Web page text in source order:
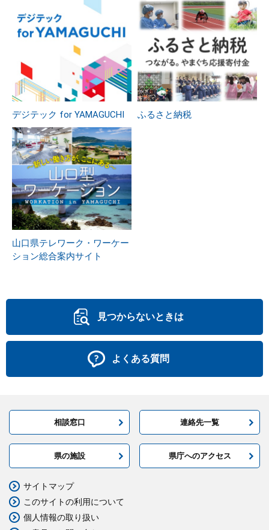
デジテック for YAMAGUCHI ふるさと納税
山口県テレワーク・ワーケー
ション総合案内サイト
見つからないときは
よくある質問
相談窓口 連絡先一覧
県の施設 県庁へのアクセス
サイトマップ
このサイトの利用について
個人情報の取り扱い